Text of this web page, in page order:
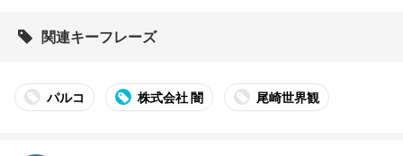
関連キーフレーズ
パルコ 株式会社 闇 尾崎世界観